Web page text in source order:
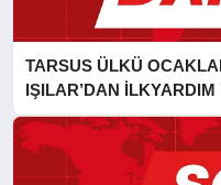
TARSUS ÜLKÜ
IŞILAR’DAN
CAN FİDAN’A ZİYARET